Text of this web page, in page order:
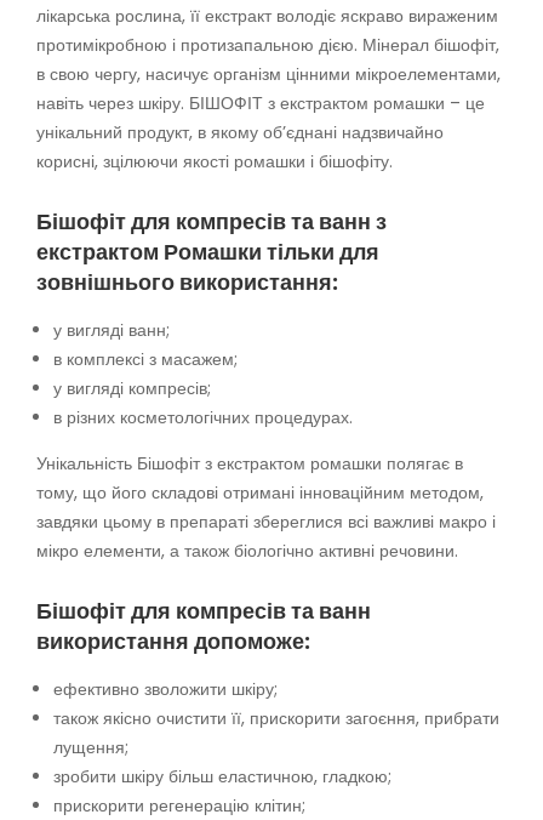
лікарська рослина, її екстракт володіє яскраво вираженим
протимікробною і протизапальною дією. Мінерал бішофіт,
в свою чергу, насичує організм цінними мікроелементами,
навіть через шкіру. БІШОФІТ з екстрактом ромашки – це
унікальний продукт, в якому об’єднані надзвичайно
корисні, зцілюючи якості ромашки і бішофіту.
Бішофіт для компресів та ванн з
екстрактом Ромашки тільки для
зовнішнього використання:
у вигляді ванн;
в комплексі з масажем;
у вигляді компресів;
в різних косметологічних процедурах.
Унікальність Бішофіт з екстрактом ромашки полягає в
тому, що його складові отримані інноваційним методом,
завдяки цьому в препараті збереглися всі важливі макро і
мікро елементи, а також біологічно активні речовини.
Бішофіт для компресів та ванн
використання допоможе:
ефективно зволожити шкіру;
також якісно очистити її, прискорити загоєння, прибрати
лущення;
зробити шкіру більш еластичною, гладкою;
прискорити регенерацію клітин;